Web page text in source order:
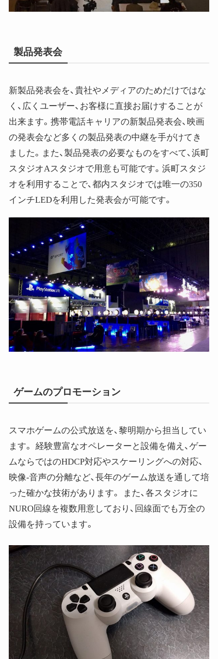
製品発表会
新製品発表会を、貴社やメディアのためだけではな
く、広くユーザー、お客様に直接お届けすることが
出来ます。携帯電話キャリアの新製品発表会、映画
の発表会など多くの製品発表の中継を手がけてき
ました。また、製品発表の必要なものをすべて、浜町
スタジオAスタジオで用意も可能です。浜町スタジ
オを利用することで、都内スタジオでは唯一の350
インチLEDを利用した発表会が可能です。
ゲームのプロモーション
スマホゲームの公式放送を、黎明期から担当してい
ます。 経験豊富なオペレーターと設備を備え、ゲー
ムならではのHDCP対応やスケーリングへの対応、
映像-音声の分離など、長年のゲーム放送を通して培
った確かな技術があります。 また、各スタジオに
NURO回線を複数用意しており、回線面でも万全の
設備を持っています。